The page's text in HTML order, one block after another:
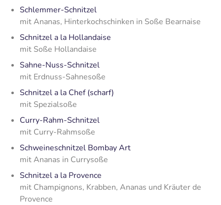
Schlemmer-Schnitzel
mit Ananas, Hinterkochschinken in Soße Bearnaise
Schnitzel a la Hollandaise
mit Soße Hollandaise
Sahne-Nuss-Schnitzel
mit Erdnuss-Sahnesoße
Schnitzel a la Chef (scharf)
mit Spezialsoße
Curry-Rahm-Schnitzel
mit Curry-Rahmsoße
Schweineschnitzel Bombay Art
mit Ananas in Currysoße
Schnitzel a la Provence
mit Champignons, Krabben, Ananas und Kräuter de
Provence